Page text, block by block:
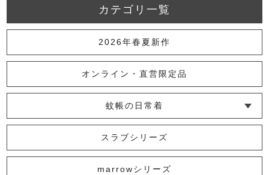
3,300円 (税込)
かやふちどりショール
3,300円 (税込)
かやショール
2,200円 (税込)
カテゴリ一覧
2026年春夏新作
オンライン・直営限定品
蚊帳の日常着
└ インナー
└ トップス
└ ワンピース
└ パンツ
└ スカート
└ 羽織りもの
└ キッズ・ベビー
スラブシリーズ
marrowシリーズ